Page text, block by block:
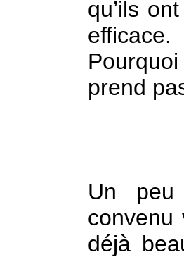
qu’ils
efficace.
prend
Un
convenu
déjà